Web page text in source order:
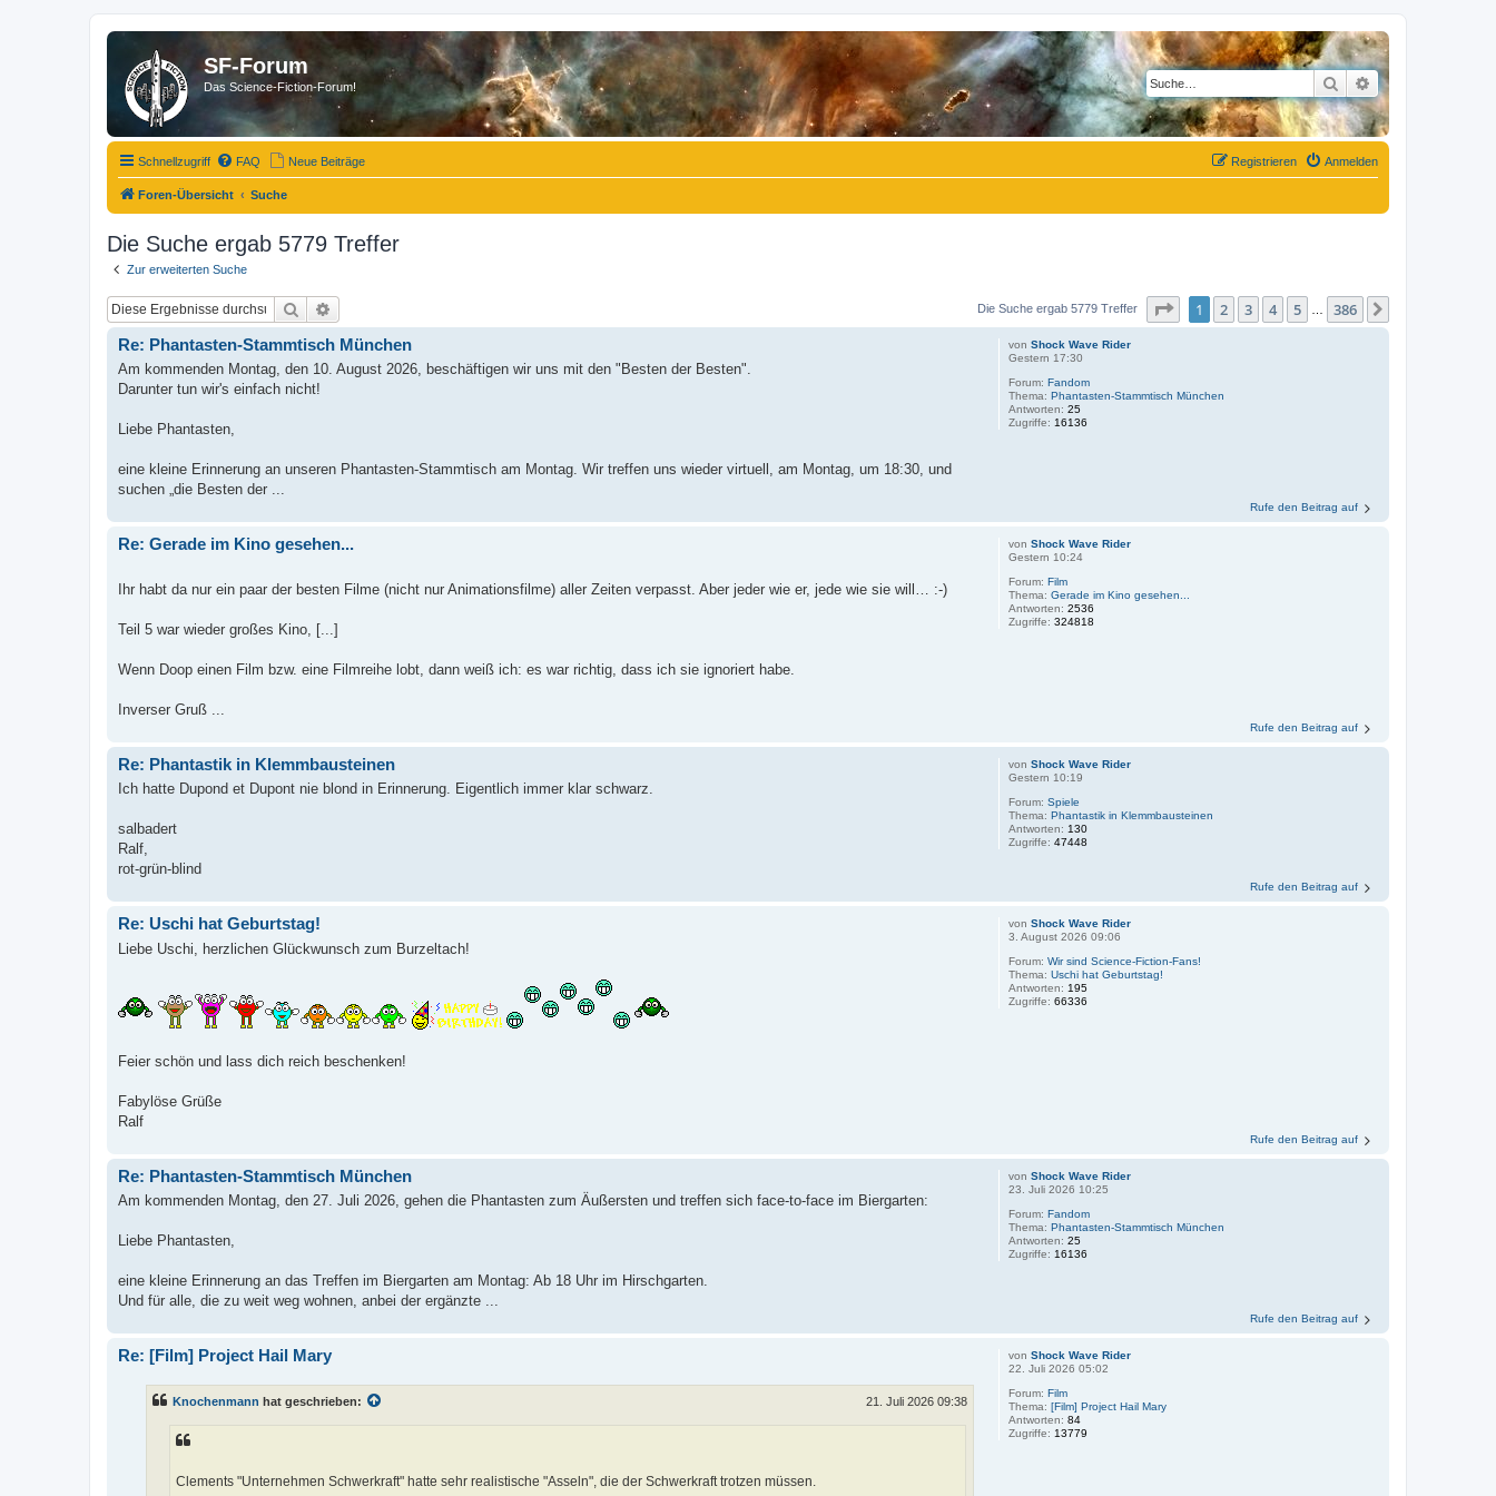
SF-Forum
Das Science-Fiction-Forum! SucheErweiterte Suche
Schnellzugriff FAQ Neue Beiträge Anmelden
Registrieren
Foren-Übersicht Suche
Die Suche ergab 5779 Treffer
Zur erweiterten Suche
Suche Die Suche ergab 5779 Treffer Seite von386
1 2 3 4 5 386
vonShock Wave Rider
Gestern 17:30
Forum:Fandom
Thema:Phantasten-Stammtisch München
Antworten:25
Zugriffe: 16136
Re: Phantasten-Stammtisch München
Am kommenden Montag, den 10. August 2026, beschäftigen wir uns mit den "Besten der Besten".
Darunter tun wir's einfach nicht!
Liebe Phantasten,
eine kleine Erinnerung an unseren Phantasten-Stammtisch am Montag. Wir treffen uns wieder virtuell, am Montag, um 18:30, und
suchen „die Besten der ...
Rufe den Beitrag auf
vonShock Wave Rider
Gestern 10:24
Forum:Film
Thema:Gerade im Kino gesehen...
Antworten:2536
Zugriffe:324818
Re: Gerade im Kino gesehen...
Ihr habt da nur ein paar der besten Filme (nicht nur Animationsfilme) aller Zeiten verpasst. Aber jeder wie er, jede wie sie will… :-)
Teil 5 war wieder großes Kino, [...]
Wenn Doop einen Film bzw. eine Filmreihe lobt, dann weiß ich: es war richtig, dass ich sie ignoriert habe.
Inverser Gruß ...
Rufe den Beitrag auf
vonShock Wave Rider
Gestern 10:19
Forum:Spiele
Thema:Phantastik in Klemmbausteinen
Antworten: 130
Zugriffe:47448
Re: Phantastik in Klemmbausteinen
Ich hatte Dupond et Dupont nie blond in Erinnerung. Eigentlich immer klar schwarz.
salbadert
Ralf,
rot-grün-blind
Rufe den Beitrag auf
vonShock Wave Rider
3. August 2026 09:06
Forum:Wir sind Science-Fiction-Fans!
Thema:Uschi hat Geburtstag!
Antworten: 195
Zugriffe:66336
Re: Uschi hat Geburtstag!
Liebe Uschi, herzlichen Glückwunsch zum Burzeltach!
Feier schön und lass dich reich beschenken!
Fabylöse Grüße
Ralf
Rufe den Beitrag auf
vonShock Wave Rider
23. Juli 2026 10:25
Forum:Fandom
Thema:Phantasten-Stammtisch München
Antworten:25
Zugriffe: 16136
Re: Phantasten-Stammtisch München
Am kommenden Montag, den 27. Juli 2026, gehen die Phantasten zum Äußersten und treffen sich face-to-face im Biergarten:
Liebe Phantasten,
eine kleine Erinnerung an das Treffen im Biergarten am Montag: Ab 18 Uhr im Hirschgarten.
Und für alle, die zu weit weg wohnen, anbei der ergänzte ...
Rufe den Beitrag auf
vonShock Wave Rider
22. Juli 2026 05:02
Forum:Film
Thema:[Film] Project Hail Mary
Antworten:84
Zugriffe: 13779
Re: [Film] Project Hail Mary
Knochenmann hat geschrieben: 21. Juli 2026 09:38
Clements "Unternehmen Schwerkraft" hatte sehr realistische "Asseln", die der Schwerkraft trotzen müssen.